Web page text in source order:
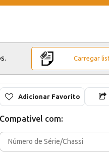
Carregar
Adicionar Favorito
Compativel com: